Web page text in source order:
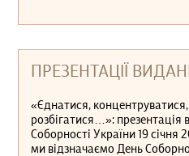
ПРЕЗЕНТАЦІЇ
«Єднатися,
розбігатися…»: презентація
Соборності України 19 січня
ми відзначаємо День